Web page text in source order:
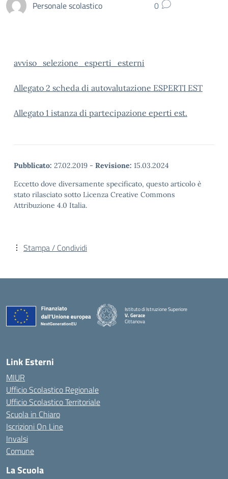
Personale scolastico 0
avviso_selezione_esperti_esterni
Allegato 2 scheda di autovalutazione ESPERTI EST
Allegato 1 istanza di partecipazione eperti est.
Pubblicato: 27.02.2019 - Revisione: 15.03.2024
Eccetto dove diversamente specificato, questo articolo è
stato rilasciato sotto Licenza Creative Commons
Attribuzione 4.0 Italia.
Stampa / Condividi
Istituto di Istruzione Superiore
V. Gerace
Cittanova
Link Esterni
MIUR
Ufficio Scolastico Regionale
Ufficio Scolastico Territoriale
Scuola in Chiaro
Iscrizioni On Line
Invalsi
Comune
La Scuola